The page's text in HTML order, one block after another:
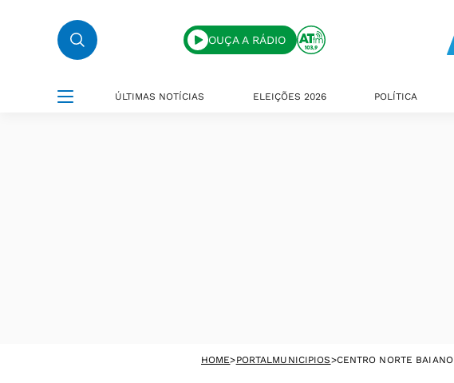
OUÇA A RÁDIO
ÚLTIMAS NOTÍCIAS ELEIÇÕES 2026 POLÍTICA
HOME>PORTALMUNICIPIOS>CENTRO NORTE BAIANO